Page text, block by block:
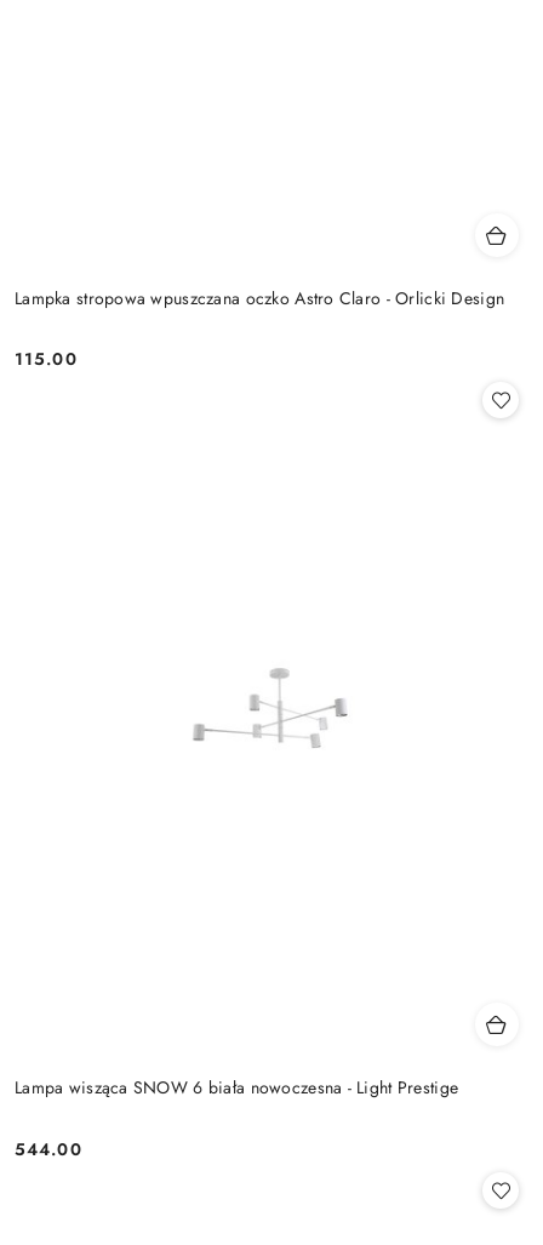
Lampka stropowa wpuszczana oczko Astro Claro - Orlicki Design
Cena:
115.00
Lampa wisząca SNOW 6 biała nowoczesna - Light Prestige
Cena:
544.00